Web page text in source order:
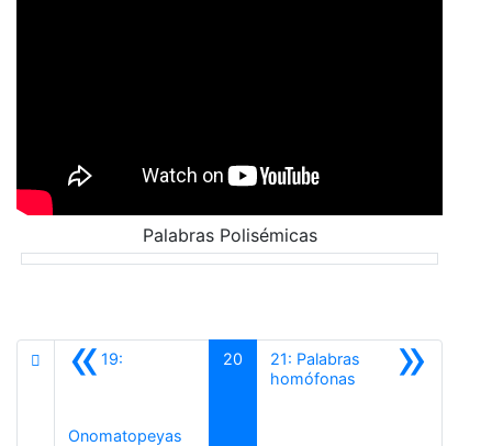
Palabras Polisémicas
«19:
Onomatopeyas
20 »
21: Palabras
homófonas Siguiente